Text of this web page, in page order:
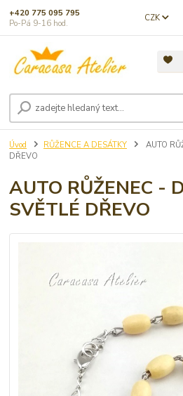
CZK
+420 775 095 795
Po-Pá 9-16 hod.
Úvod RŮŽENCE A DESÁTKY
AUTO
DŘEVO
AUTO RŮŽENEC -
SVĚTLÉ DŘEVO